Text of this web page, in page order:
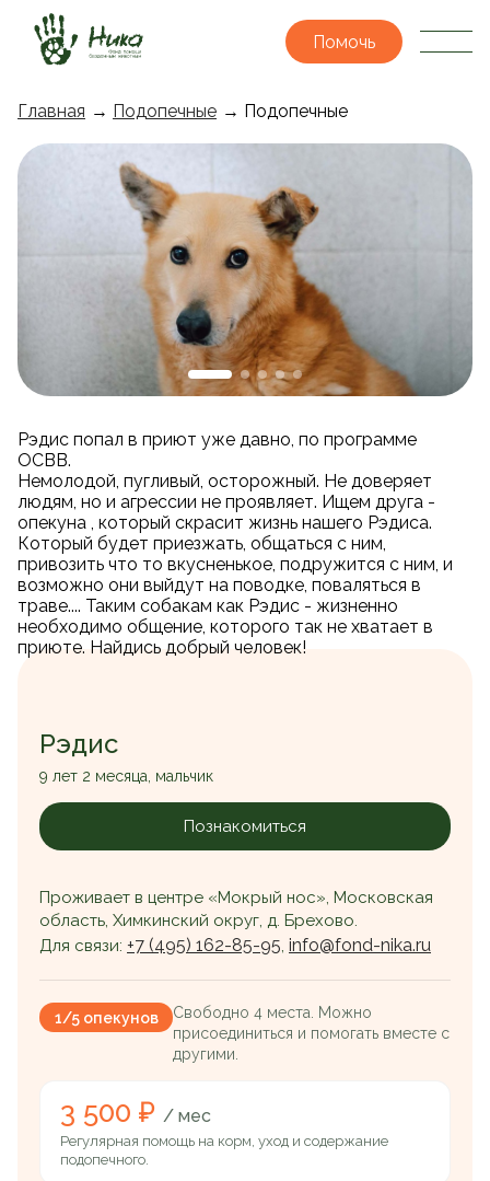
Помочь
Главная → Подопечные → Подопечные
Рэдис попал в приют уже давно, по программе
ОСВВ.
Немолодой, пугливый, осторожный. Не доверяет
людям, но и агрессии не проявляет. Ищем друга -
опекуна , который скрасит жизнь нашего Рэдиса.
Который будет приезжать, общаться с ним,
привозить что то вкусненькое, подружится с ним, и
возможно они выйдут на поводке, поваляться в
траве.... Таким собакам как Рэдис - жизненно
необходимо общение, которого так не хватает в
приюте. Найдись добрый человек!
Рэдис
9 лет 2 месяца, мальчик
Познакомиться
Проживает в центре «Мокрый нос», Московская
область, Химкинский округ, д. Брехово.
Для связи: +7 (495) 162-85-95, info@fond-nika.ru
1/5 опекунов
Свободно 4 места. Можно
присоединиться и помогать вместе с
другими.
3 500 ₽ / мес
Регулярная помощь на корм, уход и содержание
подопечного.